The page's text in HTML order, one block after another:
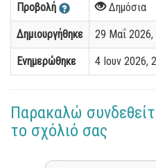
Προβολή Δημόσια
Δημιουργήθηκε 29 Μαΐ 2026,
Ενημερώθηκε 4 Ιουν 2026,
Παρακαλώ
το σχόλιό σας